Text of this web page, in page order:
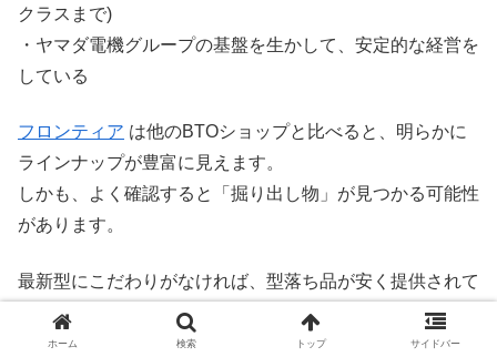
クラスまで)
・ヤマダ電機グループの基盤を生かして、安定的な経営を
している
フロンティア は他のBTOショップと比べると、明らかに
ラインナップが豊富に見えます。
しかも、よく確認すると「掘り出し物」が見つかる可能性
があります。
最新型にこだわりがなければ、型落ち品が安く提供されて
いることもあります。
例えばGeForce RTX 4060 ではなく、 GeForce RTX
ホーム 検索 トップ サイドバー